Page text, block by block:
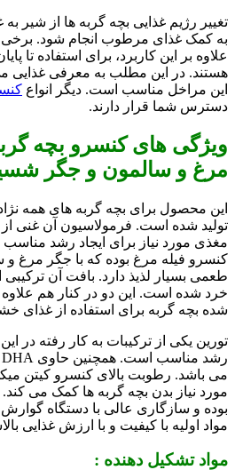
تغییر رژیم غذایی بچه گربه ها از شیر
به کمک غذای مرطوب انجام شود. برخی
علاوه بر این کاربرد، برای استفاده تا
هستند. در این مطلب به معرفی غذایی
این مراخل مناسب است. دیگر انواع
دسترس شما قرار دارند.
ویژگی های کنسرو بچه
مرغ و سالمون و جگر
تولید شده است. فرمولاسیون آن غنی از
مغذی مورد نیاز برای ایجاد رشد مناسب
کنسرو فیله مرغ بوده که با جگر مرغ
طعمی بسیار لذیذ دارد. بافت آن ترکیبی
خرد شده است. این دو در کنار هم علاوه
شده بچه گربه برای استفاده از غذای
تورین یکی از ترکیبات به کار رفته در
می باشد. رطوبت بالای کنسرو کیتن
مورد نیاز بدن بچه گربه ها کمک می
بوده و سازگاری عالی با دستگاه
مواد اولیه با کیفیت و با ارزش غذایی
مواد تشکیل دهنده :